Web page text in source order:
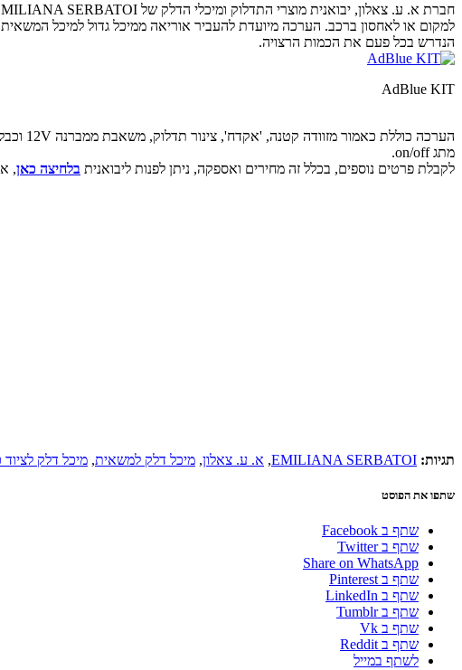
למקום או לאחסון ברכב. הערכה מיועדת להעביר אוריאה ממיכל גדול למיכל
הנדרש בכל פעם את הכמות הרצויה.
AdBlue KIT
מתג on/off.
לקבלת פרטים נוספים, בכלל זה מחירים ואספקה, ניתן לפנות ליבואנית בלחיצה כאן, או
תגיות: EMILIANA SERBATOI
, א. ע. צאלון, מיכל דלק למשאית, מיכל דלק לציוד
שתפו את הפוסט
שתף ב Facebook
שתף ב Twitter
Share on WhatsApp
שתף ב Pinterest
שתף ב LinkedIn
שתף ב Tumblr
שתף ב Vk
שתף ב Reddit
לשתף במייל